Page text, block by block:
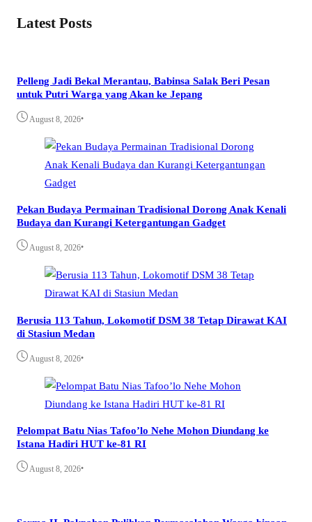
Latest Posts
Pelleng Jadi Bekal Merantau, Babinsa Salak Beri Pesan
untuk Putri Warga yang Akan ke Jepang
August 8, 2026•
Pekan Budaya Permainan Tradisional Dorong Anak Kenali
Budaya dan Kurangi Ketergantungan Gadget
August 8, 2026•
Berusia 113 Tahun, Lokomotif DSM 38 Tetap Dirawat KAI
di Stasiun Medan
August 8, 2026•
Pelompat Batu Nias Tafoo’lo Nehe Mohon Diundang ke
Istana Hadiri HUT ke-81 RI
August 8, 2026•